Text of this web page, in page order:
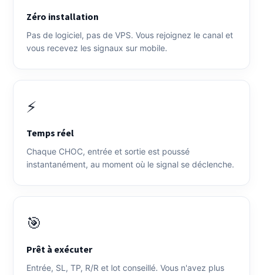
Zéro installation
Pas de logiciel, pas de VPS. Vous rejoignez le canal et
vous recevez les signaux sur mobile.
⚡
Temps réel
Chaque CHOC, entrée et sortie est poussé
instantanément, au moment où le signal se déclenche.
🎯
Prêt à exécuter
Entrée, SL, TP, R/R et lot conseillé. Vous n'avez plus